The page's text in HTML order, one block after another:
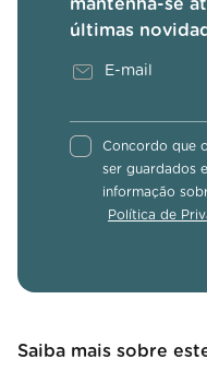
mantenha-se
últimas
Concordo que
ser guardados
informação
Política de
Saiba mais sobre